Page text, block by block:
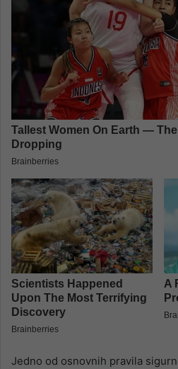
Jedno od osnovnih pravila